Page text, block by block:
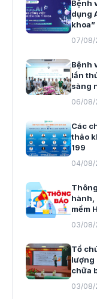
Bệnh
dụng
khoa”
07/08/
Bệnh
lần
sàng
06/08/
Các
thảo
199
04/08/
hành,
mềm
03/08/
Tổ
lượng
chữa
03/08/